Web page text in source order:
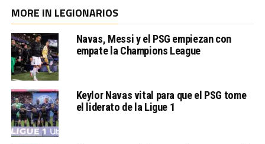
MORE IN LEGIONARIOS
Navas, Messi y el PSG empiezan con
empate la Champions League
Keylor Navas vital para que el PSG tome
el liderato de la Ligue 1